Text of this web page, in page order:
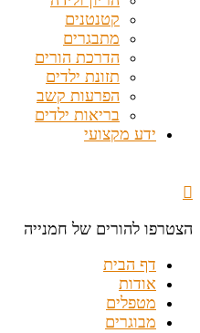
קטנטנים
מתבגרים
הדרכת הורים
תזונת ילדים
הפרעות קשב
בריאות ילדים
ידע מקצועי
הצטרפו להורים של חמנייה
דף הבית
אודות
מטפלים
מבוגרים